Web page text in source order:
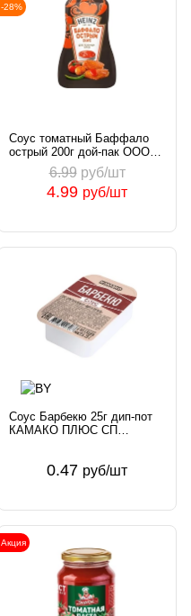
-28%
Соус томатный Баффало
острый 200г дой-пак ООО
КрафтХайнц Восток Россия
4.99 руб/шт
6.99 руб/шт
Соус Барбекю 25г дип-пот
КАМАКО ПЛЮС СП
0.47 руб/шт
Акция